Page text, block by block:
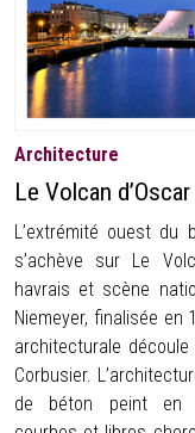
Architecture
Le Volcan
L’extrémité ouest du
s’achève sur Le
havrais et scène
Niemeyer, finalisée en
architecturale
Corbusier.
de béton peint en